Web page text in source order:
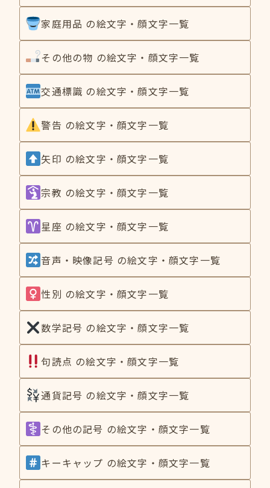
家庭用品 の絵文字・顔文字一覧
その他の物 の絵文字・顔文字一覧
交通標識 の絵文字・顔文字一覧
警告 の絵文字・顔文字一覧
矢印 の絵文字・顔文字一覧
宗教 の絵文字・顔文字一覧
星座 の絵文字・顔文字一覧
音声・映像記号 の絵文字・顔文字一覧
性別 の絵文字・顔文字一覧
数学記号 の絵文字・顔文字一覧
句読点 の絵文字・顔文字一覧
通貨記号 の絵文字・顔文字一覧
その他の記号 の絵文字・顔文字一覧
キーキャップ の絵文字・顔文字一覧